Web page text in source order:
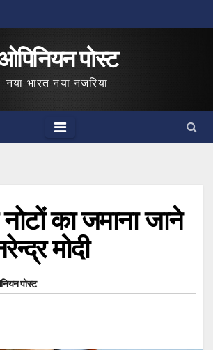
पोस्ट
नया भारत नया नजरिया
का जमाना जाने
मोदी
पोस्ट